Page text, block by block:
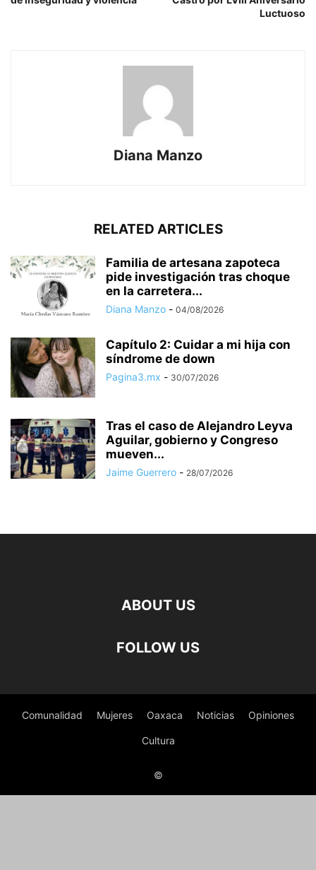
Luctuoso
Diana Manzo
RELATED ARTICLES
Familia de artesana zapoteca
pide investigación tras choque
en la carretera...
Diana Manzo - 04/08/2026
Capítulo 2: Cuidar a mi hija con
síndrome de down
Pagina3.mx - 30/07/2026
Tras el caso de Alejandro Leyva
Aguilar, gobierno y Congreso
mueven...
Jaime Guerrero - 28/07/2026
ABOUT US
FOLLOW US
Comunalidad Mujeres Oaxaca Noticias Opiniones
Cultura
©